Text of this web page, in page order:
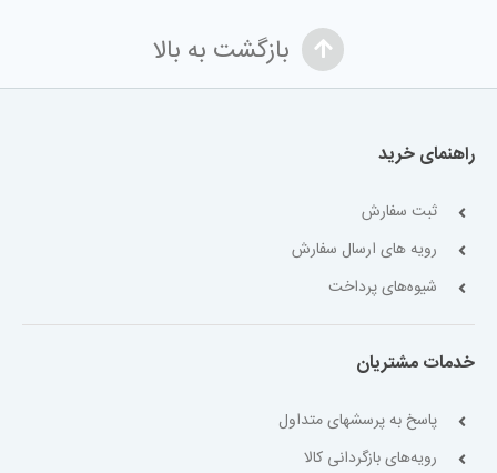
بازگشت به بالا
راهنمای خرید
ثبت سفارش
رویه های ارسال سفارش
شیوه‌های پرداخت
خدمات مشتریان
پاسخ به پرسشهای متداول
رویه‌های بازگردانی کالا